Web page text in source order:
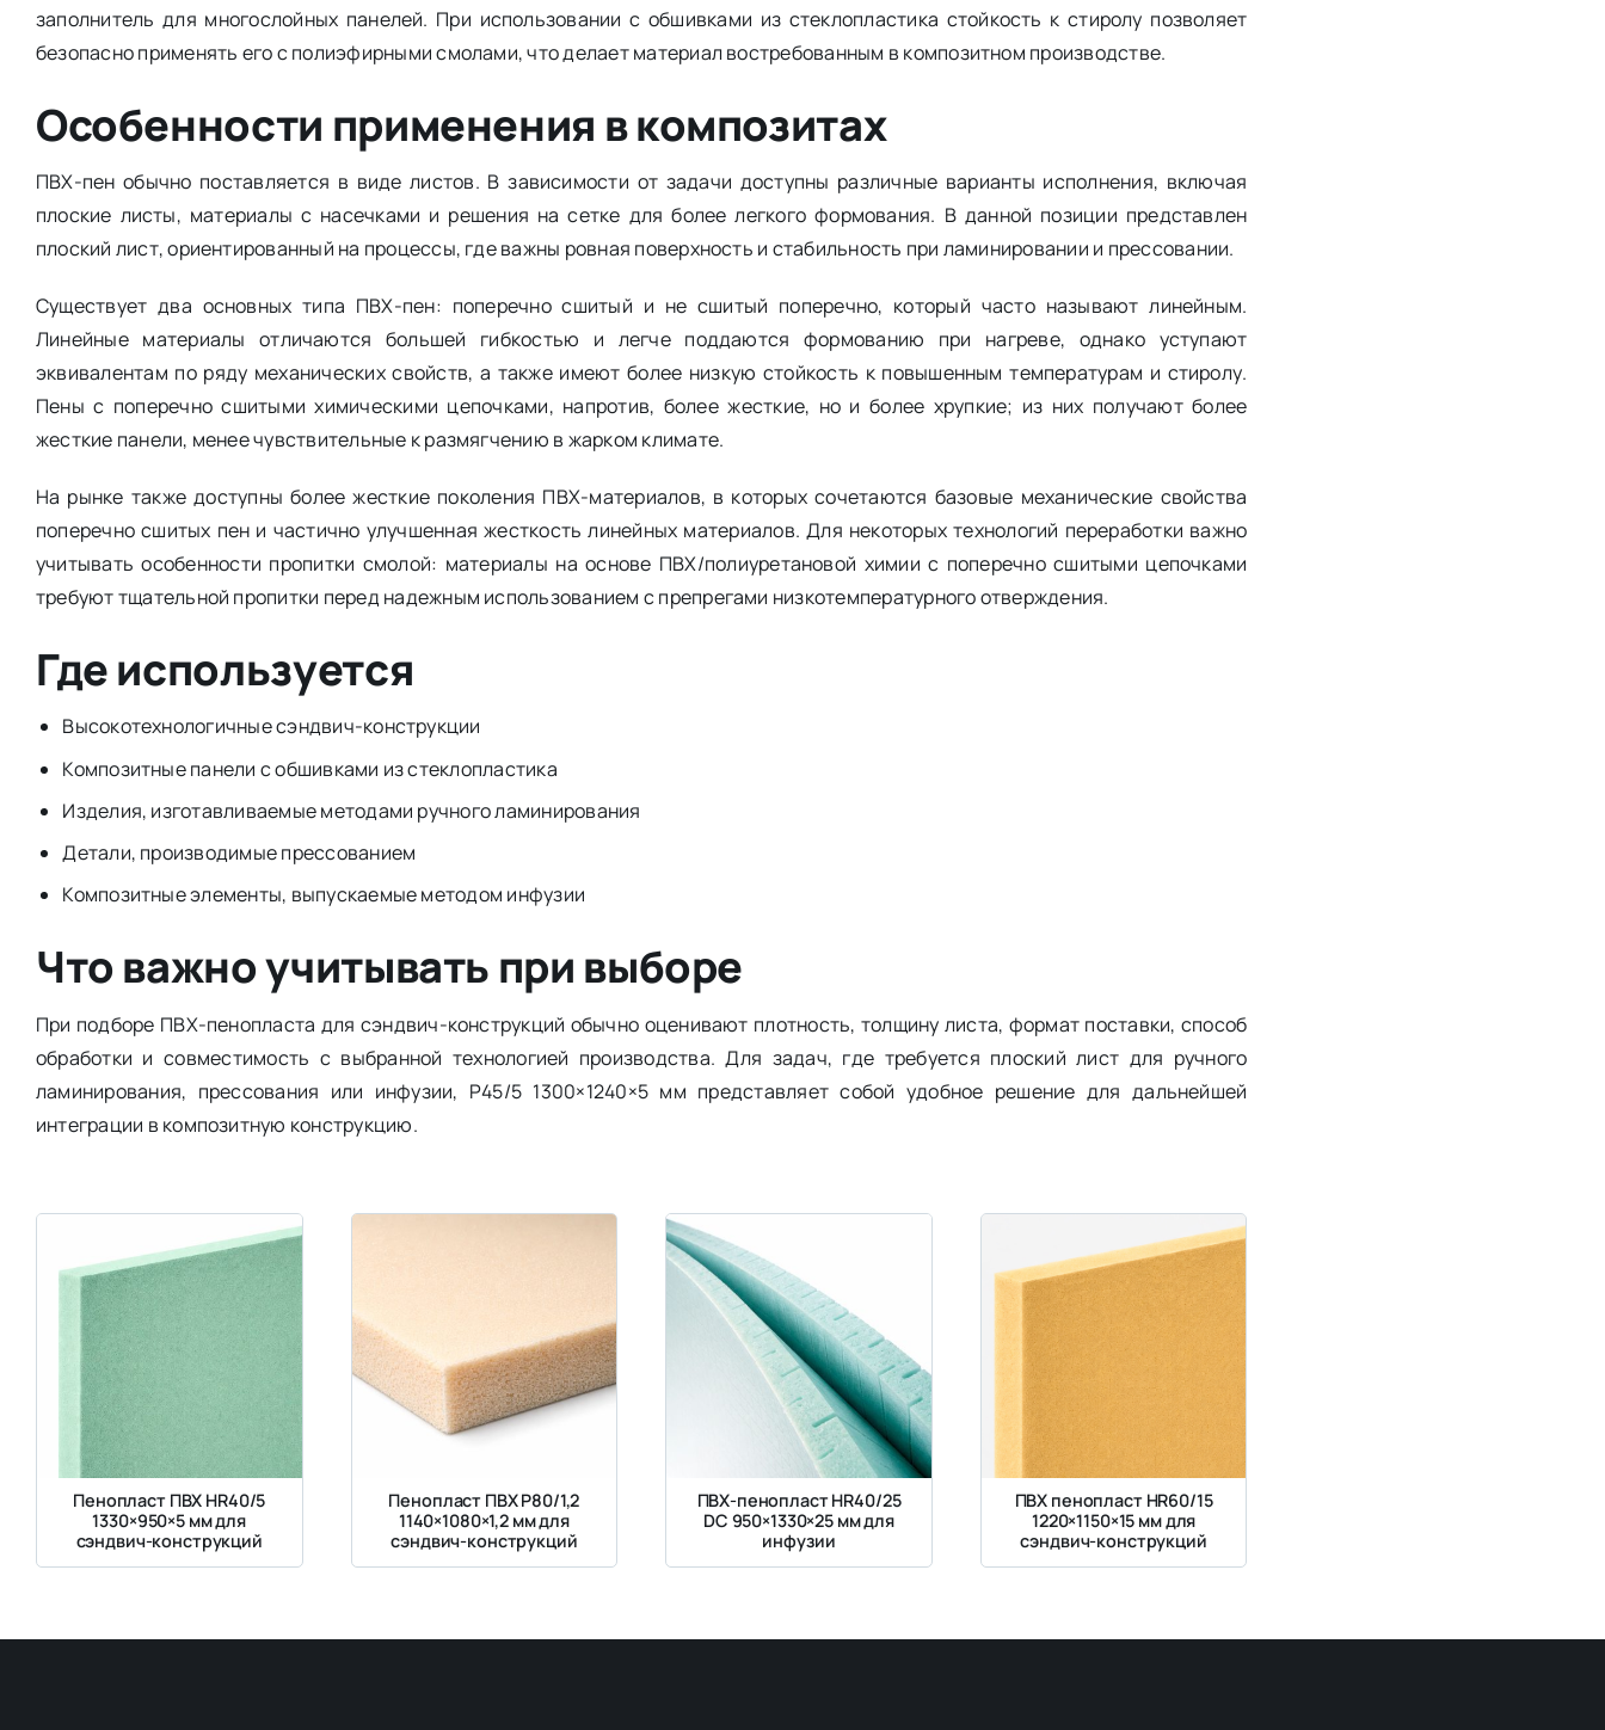
заполнитель для многослойных панелей. При использовании с обшивками из стеклопластика стойкость к стиролу позволяет
безопасно применять его с полиэфирными смолами, что делает материал востребованным в композитном производстве.
Особенности применения в композитах
ПВХ-пен обычно поставляется в виде листов. В зависимости от задачи доступны различные варианты исполнения, включая
плоские листы, материалы с насечками и решения на сетке для более легкого формования. В данной позиции представлен
плоский лист, ориентированный на процессы, где важны ровная поверхность и стабильность при ламинировании и прессовании.
Существует два основных типа ПВХ-пен: поперечно сшитый и не сшитый поперечно, который часто называют линейным.
Линейные материалы отличаются большей гибкостью и легче поддаются формованию при нагреве, однако уступают
эквивалентам по ряду механических свойств, а также имеют более низкую стойкость к повышенным температурам и стиролу.
Пены с поперечно сшитыми химическими цепочками, напротив, более жесткие, но и более хрупкие; из них получают более
жесткие панели, менее чувствительные к размягчению в жарком климате.
На рынке также доступны более жесткие поколения ПВХ-материалов, в которых сочетаются базовые механические свойства
поперечно сшитых пен и частично улучшенная жесткость линейных материалов. Для некоторых технологий переработки важно
учитывать особенности пропитки смолой: материалы на основе ПВХ/полиуретановой химии с поперечно сшитыми цепочками
требуют тщательной пропитки перед надежным использованием с препрегами низкотемпературного отверждения.
Где используется
Высокотехнологичные сэндвич-конструкции
Композитные панели с обшивками из стеклопластика
Изделия, изготавливаемые методами ручного ламинирования
Детали, производимые прессованием
Композитные элементы, выпускаемые методом инфузии
Что важно учитывать при выборе
При подборе ПВХ-пенопласта для сэндвич-конструкций обычно оценивают плотность, толщину листа, формат поставки, способ
обработки и совместимость с выбранной технологией производства. Для задач, где требуется плоский лист для ручного
ламинирования, прессования или инфузии, Р45/5 1300×1240×5 мм представляет собой удобное решение для дальнейшей
интеграции в композитную конструкцию.
Пенопласт ПВХ HR40/5
1330×950×5 мм для
сэндвич-конструкций
Пенопласт ПВХ Р80/1,2
1140×1080×1,2 мм для
сэндвич-конструкций
ПВХ-пенопласт HR40/25
DC 950×1330×25 мм для
инфузии
ПВХ пенопласт HR60/15
1220×1150×15 мм для
сэндвич-конструкций